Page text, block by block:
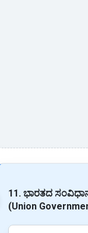
11. ಭಾರತದ
(Union